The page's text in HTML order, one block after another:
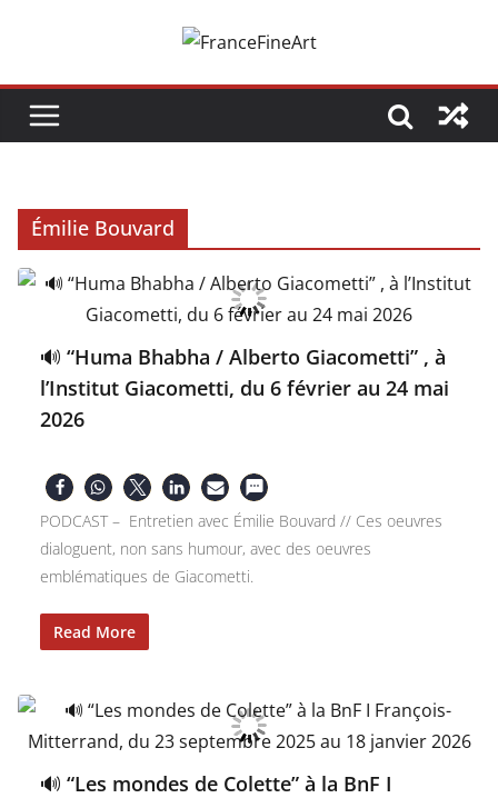
Émilie Bouvard
🔊 “Huma Bhabha / Alberto Giacometti” , à
l’Institut Giacometti, du 6 février au 24 mai
2026
PODCAST – Entretien avec Émilie Bouvard // Ces oeuvres
dialoguent, non sans humour, avec des oeuvres
emblématiques de Giacometti.
Read More
🔊 “Les mondes de Colette” à la BnF I